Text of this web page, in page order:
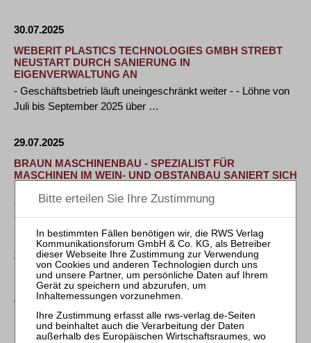
30.07.2025
WEBERIT PLASTICS TECHNOLOGIES GMBH STREBT
NEUSTART DURCH SANIERUNG IN
EIGENVERWALTUNG AN
- Geschäftsbetrieb läuft uneingeschränkt weiter - - Löhne von
Juli bis September 2025 über …
29.07.2025
BRAUN MASCHINENBAU - SPEZIALIST FÜR
MASCHINEN IM WEIN- UND OBSTANBAU SANIERT SICH
- Geschäftsbetrieb und weltweiter Vertrieb laufen
uneingeschränkt weiter - - Löhne und Gehälter …
29.07.2025
BGH, Beschluss vom 14. Juli 2025 - XIII ZB 24/24
AufenthG § 62 Abs. 6, § 82 Abs. 4; FamFG § 417 Abs. 2 – a)
Die Anforderungen des § 417 …